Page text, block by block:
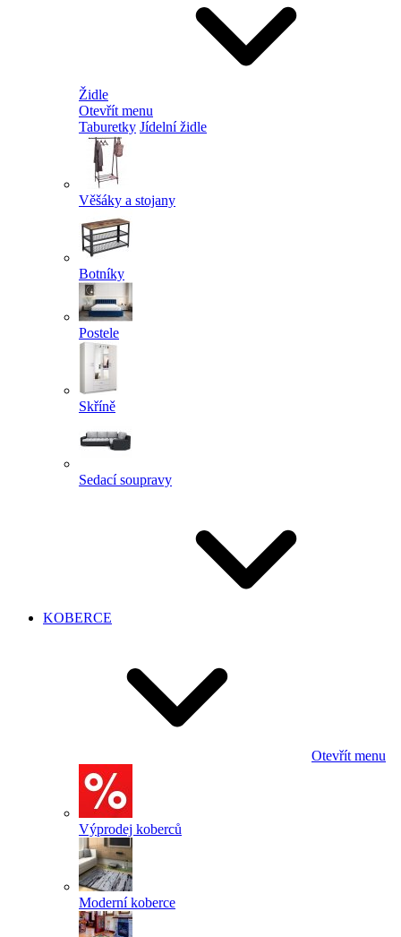
Židle
Otevřít menu
Taburetky Jídelní židle
Věšáky a stojany
Botníky
Postele
Skříně
Sedací soupravy
KOBERCE
Otevřít menu
Výprodej koberců
Moderní koberce